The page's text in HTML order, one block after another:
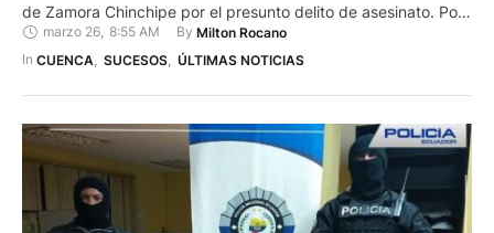
de Zamora Chinchipe por el presunto delito de asesinato. Por
información policial, emitida el miércoles 25 de marzo de
2026, se conoce que el sujeto señalado, sería el autor de un
marzo 26, 8:55 AM By Milton Rocano
In CUENCA SUCESOS, ÚLTIMAS NOTICIAS